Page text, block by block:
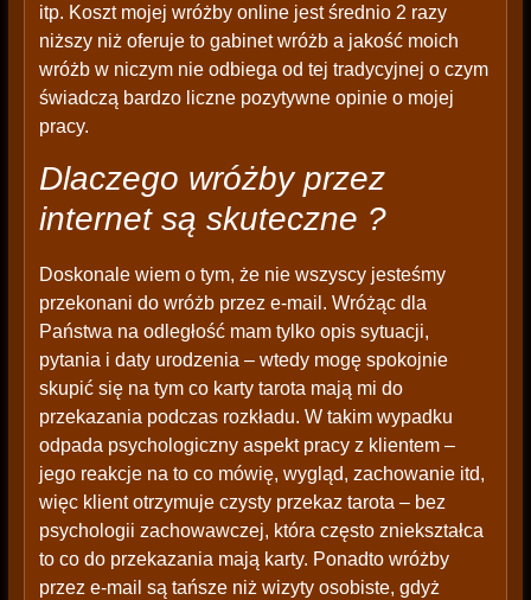
itp. Koszt mojej wróżby online jest średnio 2 razy
niższy niż oferuje to gabinet wróżb a jakość moich
wróżb w niczym nie odbiega od tej tradycyjnej o czym
świadczą bardzo liczne pozytywne opinie o mojej
pracy.
Dlaczego wróżby przez
internet są skuteczne ?
Doskonale wiem o tym, że nie wszyscy jesteśmy
przekonani do wróżb przez e-mail. Wróżąc dla
Państwa na odległość mam tylko opis sytuacji,
pytania i daty urodzenia – wtedy mogę spokojnie
skupić się na tym co karty tarota mają mi do
przekazania podczas rozkładu. W takim wypadku
odpada psychologiczny aspekt pracy z klientem –
jego reakcje na to co mówię, wygląd, zachowanie itd,
więc klient otrzymuje czysty przekaz tarota – bez
psychologii zachowawczej, która często zniekształca
to co do przekazania mają karty. Ponadto wróżby
przez e-mail są tańsze niż wizyty osobiste, gdyż